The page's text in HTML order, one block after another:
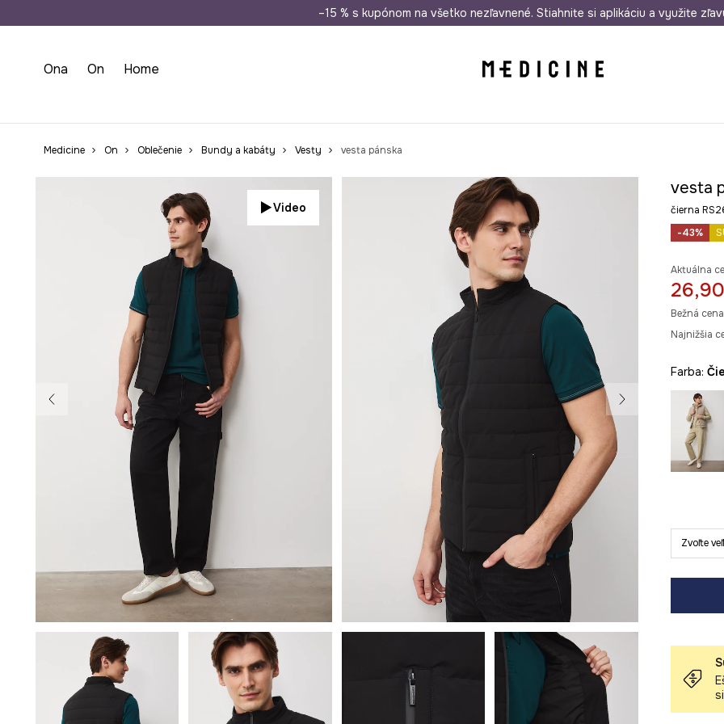
Doprava zadarmo od 50 € Odoslanie aj do 24 hodín 30 dní na
–15 % s kupónom na všetko nezľavnené. Stiahnite si aplikáciu a využite
Ona On Home
Medicine On Oblečenie Bundy a kabáty Vesty vesta pánska
Video
vesta
čierna
-43%
Aktuálna
Bežná
Najnižšia
Farba:
Zvoľte